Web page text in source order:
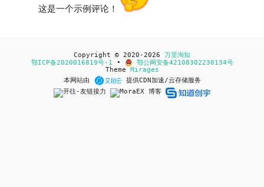
这是一个示例评论！
Copyright © 2020-2026 万里淘知
鄂ICP备2020016819号-1 •
鄂公网安备42108302230134号
Theme Mirages
本网站由
提供CDN加速/云存储服务